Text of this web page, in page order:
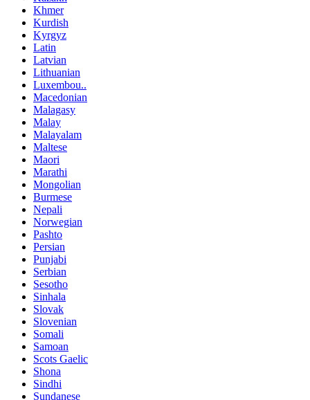
Khmer
Kurdish
Kyrgyz
Latin
Latvian
Lithuanian
Luxembou..
Macedonian
Malagasy
Malay
Malayalam
Maltese
Maori
Marathi
Mongolian
Burmese
Nepali
Norwegian
Pashto
Persian
Punjabi
Serbian
Sesotho
Sinhala
Slovak
Slovenian
Somali
Samoan
Scots Gaelic
Shona
Sindhi
Sundanese